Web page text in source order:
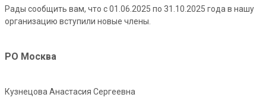
Рады сообщить вам, что с 01.06.2025 по 31.10.2025 года в нашу
организацию вступили новые члены.
РО Москва
Кузнецова Анастасия Сергеевна